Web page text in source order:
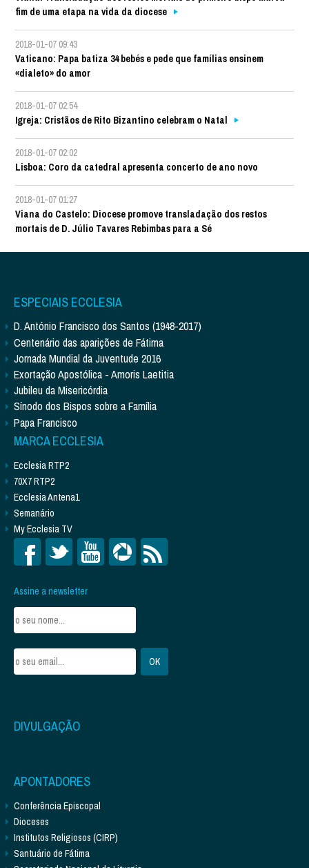
fim de uma etapa na vida da diocese
2018-01-07 09:43
Vaticano: Papa batiza 34 bebés e pede que famílias ensinem
«dialeto» do amor
2018-01-07 02:54
Igreja: Cristãos de Rito Bizantino celebram o Natal
2018-01-07 02:02
Lisboa: Coro da catedral apresenta concerto de ano novo
2018-01-07 01:27
Viana do Castelo: Diocese promove transladação dos restos
mortais de D. Júlio Tavares Rebimbas para a Sé
ESPECIAIS ECCLESIA
D. António Francisco dos Santos (1948-2017)
Centenário das aparições de Fátima
Jornada Mundial da Juventude 2016
Exortação Apostólica - Amoris Laetitia
Jubileu da Misericórdia
Sínodo dos Bispos sobre a Família
Papa Francisco
MARCA ECCLESIA
Ecclesia RTP2
70X7 RTP2
Ecclesia Antena1
Semanário
My Ecclesia TV
Assine a newsletter
DIVULGAÇÃO
APONTADORES
Conferência Episcopal
Dioceses
Institutos Religiosos (CIRP)
Santuário de Fátima